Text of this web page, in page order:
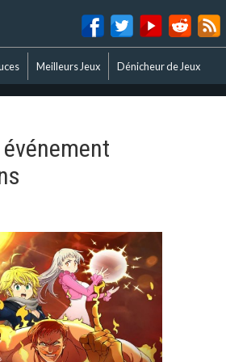
Meilleurs Jeux Dénicheur de Jeux